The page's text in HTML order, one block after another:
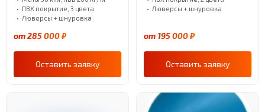
ПВХ покрытие, 3 цвета
Люверсы + шнуровка
от 285 000 ₽
Оставить заявку
Люверсы + шнуровка
от 195 000 ₽
Оставить заявку